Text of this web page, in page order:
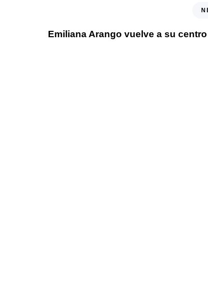
Emiliana Arango vuelve a su